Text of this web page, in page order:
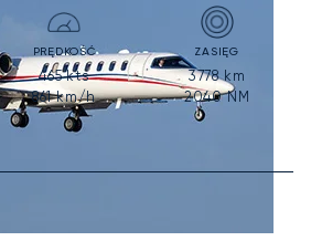
PRĘDKOŚĆ
465kts
861km/h
ZASIĘG
3778km
2040NM